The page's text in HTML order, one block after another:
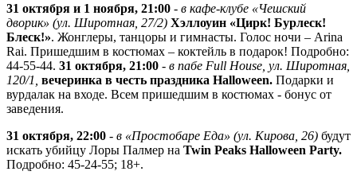
31 октября и 1 ноября, 21:00 - в кафе-клубе «Чешский
дворик» (ул. Широтная, 27/2) Хэллоуин «Цирк! Бурлеск!
Блеск!». Жонглеры, танцоры и гимнасты. Голос ночи – Arina
Rai. Пришедшим в костюмах – коктейль в подарок! Подробно:
44-55-44. 31 октября, 21:00 - в пабе Full House, ул. Широтная,
120/1, вечеринка в честь праздника Halloween. Подарки и
вурдалак на входе. Всем пришедшим в костюмах - бонус от
заведения.
31 октября, 22:00 - в «Простобаре Еда» (ул. Кирова, 26) будут
искать убийцу Лоры Палмер на Twin Peaks Halloween Party.
Подробно: 45-24-55; 18+.